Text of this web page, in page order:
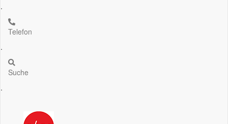
.
Telefon
.
Suche
.